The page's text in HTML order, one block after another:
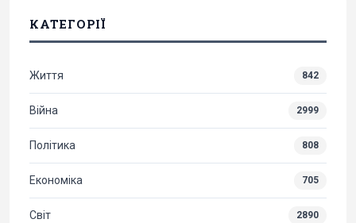
КАТЕГОРІЇ
Життя 842
Війна 2999
Політика 808
Економіка 705
Світ 2890